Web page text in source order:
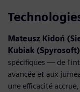
Mateusz Kidoń
Kubiak (Spyrosoft)
spécifiques — de
avancée et aux
une efficacité